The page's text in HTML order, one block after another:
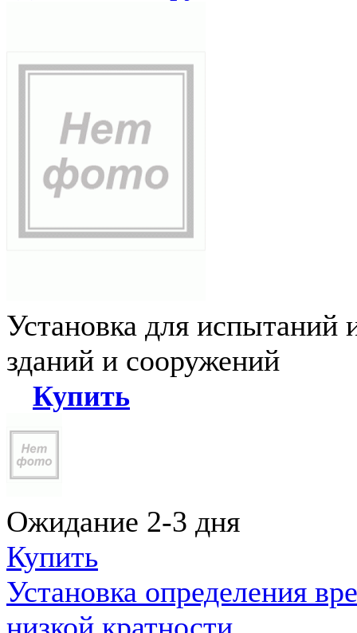
Установка для испытаний
зданий и сооружений
Купить
Ожидание 2-3 дня
Купить
Установка определения
низкой кратности